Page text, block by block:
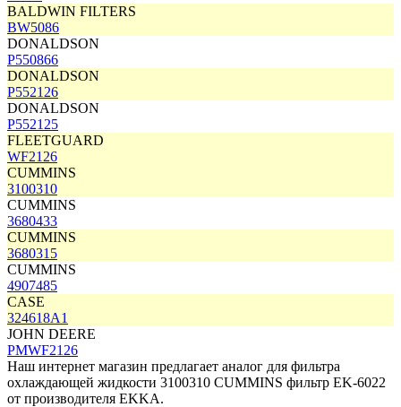
BALDWIN FILTERS
BW5086
DONALDSON
P550866
DONALDSON
P552126
DONALDSON
P552125
FLEETGUARD
WF2126
CUMMINS
3100310
CUMMINS
3680433
CUMMINS
3680315
CUMMINS
4907485
CASE
324618A1
JOHN DEERE
PMWF2126
Наш интернет магазин предлагает аналог для фильтра
охлаждающей жидкости 3100310 CUMMINS фильтр EK-6022
от производителя EKKA.